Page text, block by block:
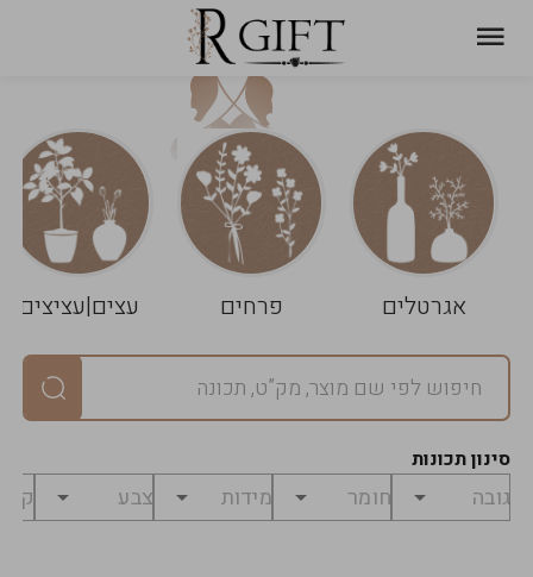
אגרטלים פרחים עצים|עציצים
סינון תכונות
עגלת
שלך
ניקוי
הסל
במארז
מחיר
לפני
₪0